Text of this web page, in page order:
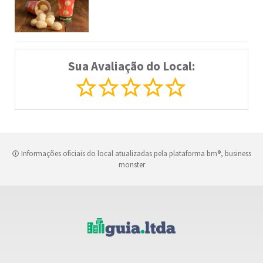
Sua Avaliação do Local:
Informações oficiais do local atualizadas pela plataforma bm®, business
monster